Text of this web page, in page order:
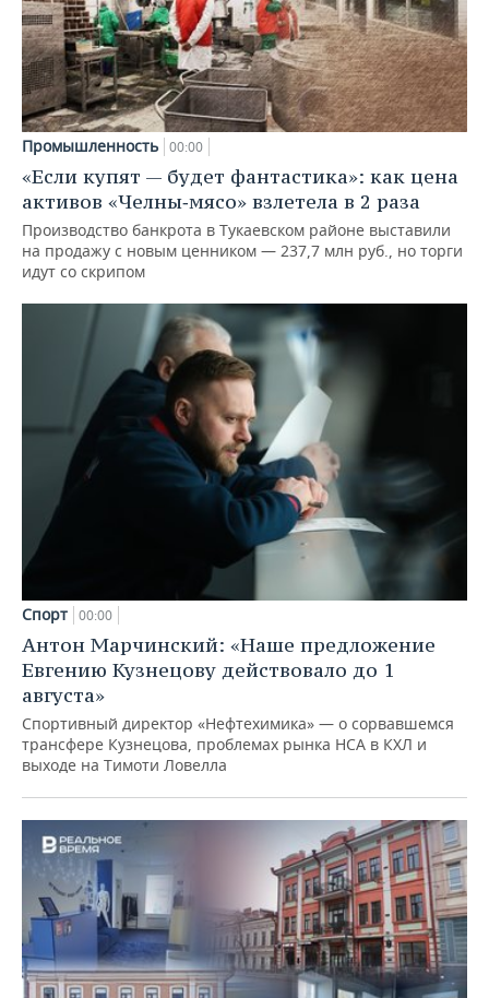
Промышленность 00:00
«Если купят — будет фантастика»: как цена
активов «Челны‑мясо» взлетела в 2 раза
Производство банкрота в Тукаевском районе выставили
на продажу с новым ценником — 237,7 млн руб., но торги
идут со скрипом
Спорт 00:00
Антон Марчинский: «Наше предложение
Евгению Кузнецову действовало до 1
августа»
Спортивный директор «Нефтехимика» — о сорвавшемся
трансфере Кузнецова, проблемах рынка НСА в КХЛ и
выходе на Тимоти Ловелла